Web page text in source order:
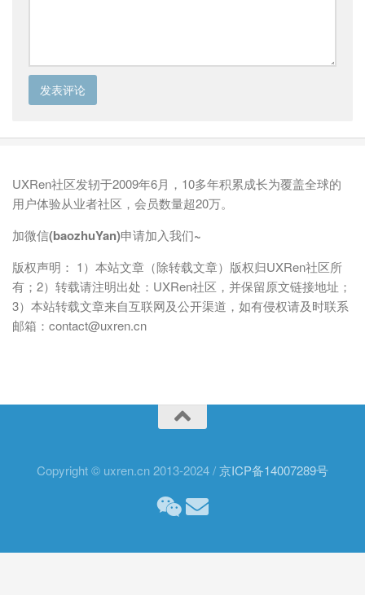
UXRen社区发轫于2009年6月，10多年积累成长为覆盖全球的
用户体验从业者社区，会员数量超20万。
加微信(baozhuYan)申请加入我们~
版权声明： 1）本站文章（除转载文章）版权归UXRen社区所
有；2）转载请注明出处：UXRen社区，并保留原文链接地址；
3）本站转载文章来自互联网及公开渠道，如有侵权请及时联系
邮箱：contact@uxren.cn
Copyright © uxren.cn 2013-2024 /京ICP备14007289号